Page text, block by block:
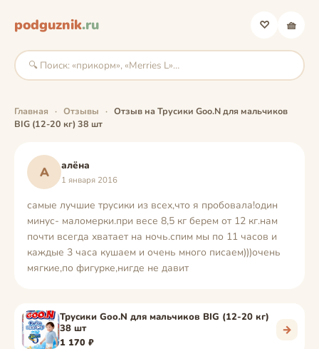
podguznik.ru ♡ 🧺
Главная · Отзывы · Отзыв на Трусики Goo.N для мальчиков
BIG (12-20 кг) 38 шт
А алёна
1 января 2016
самые лучшие трусики из всех,что я пробовала!один
минус- маломерки.при весе 8,5 кг берем от 12 кг.нам
почти всегда хватает на ночь.спим мы по 11 часов и
каждые 3 часа кушаем и очень много писаем)))очень
мягкие,по фигурке,нигде не давит
Трусики Goo.N для мальчиков BIG (12-20 кг)
38 шт
1 170 ₽
→